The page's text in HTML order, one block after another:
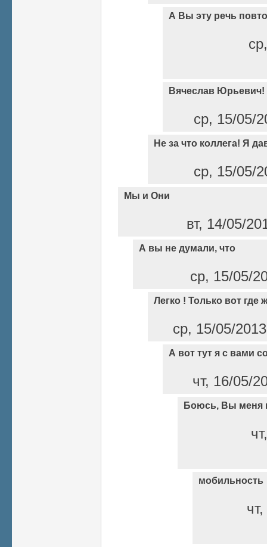
А Вы эту речь
Вячеслав
ср, 15/05/
Не за что коллега! Я
ср, 15/05/
Мы и Они
вт, 14/05/
А вы не думали, что
ср, 15/05/
Легко ! Только вот где
ср, 15/05/
А вот тут я с вами
чт, 16/05/
Боюсь, Вы меня
мобильность